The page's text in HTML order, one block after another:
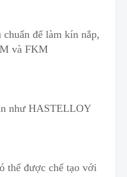
để làm kín nắp,
và FKM
như HASTELLOY
thể được chế tạo với